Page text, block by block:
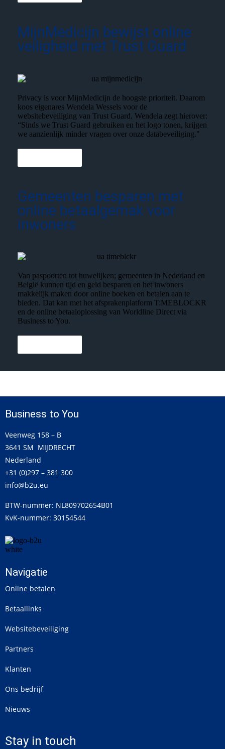
MijnMedicijn bewijst online
veiligheid met Trust Guard
Privacy is voor MijnMedicijn de hoogste prioriteit. Daarom
koos eigenares Wendela Wessels voor de
websitebeveiliging van Trust Guard. Wendela zegt hierover:
“Sinds we Trust Guard gebruiken en het logo tonen, krijgen
we aanzienlijk minder vragen over onze databeveiliging."
Gemeenten besparen met
online betaalgemak voor
inwoners
Van paspoorten tot huwelijken; gemeenten in Nederland en
België kunnen tijd en geld besparen en het inwoners
makkelijk maken door online boeken en betalen aan te
bieden. Dat kan met het afsprakenplatform T:MEBLOCKR
en de online betaaloplossing van Worldline Direct via
Business to You.
Business to You
Veenweg 158 – B
3641 SM MIJDRECHT
Nederland
+31 (0)297 – 381 300
info@b2u.eu
BTW-nummer: NL809702654B01
KvK-nummer: 30154544
Navigatie
Online betalen
Betaallinks
Websitebeveiliging
Partners
Klanten
Ons bedrijf
Nieuws
Stay in touch